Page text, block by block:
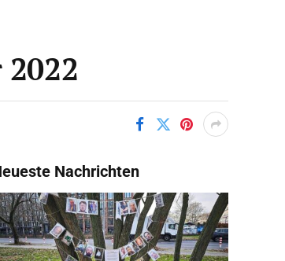
Nachrichten